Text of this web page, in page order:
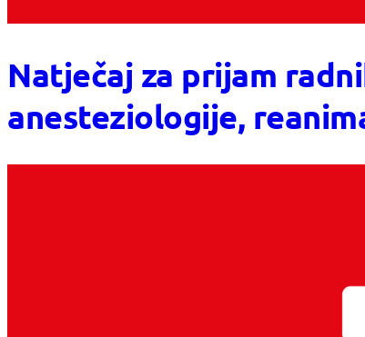
Natječaj za prijam
anesteziologije,